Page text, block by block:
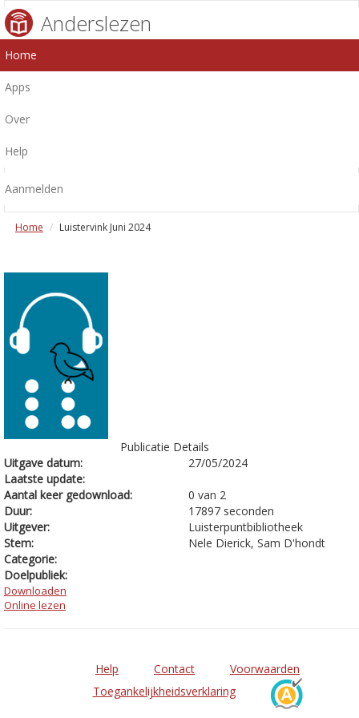
Anderslezen
Home
Apps
Over
Help
Aanmelden
Home Luistervink Juni 2024
Publicatie Details
Uitgave datum:
27/05/2024
Laatste update:
Aantal keer gedownload:
0 van 2
Duur:
17897 seconden
Uitgever:
Luisterpuntbibliotheek
Stem:
Nele Dierick, Sam D'hondt
Categorie:
Doelpubliek:
Downloaden
Online lezen
Help Contact
Voorwaarden
Toegankelijkheidsverklaring